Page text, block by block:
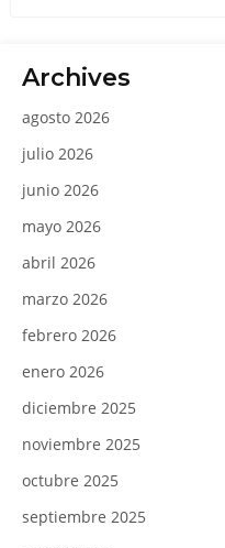
Archives
agosto 2026
julio 2026
junio 2026
mayo 2026
abril 2026
marzo 2026
febrero 2026
enero 2026
diciembre 2025
noviembre 2025
octubre 2025
septiembre 2025